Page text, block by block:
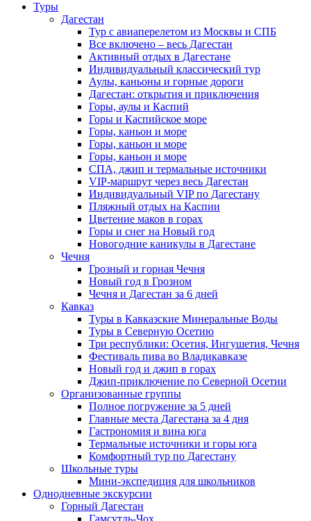
Туры
Дагестан
Тур с авиаперелетом из Москвы и СПБ
Все включено – весь Дагестан
Активный отдых в Дагестане
Индивидуальный классический тур
Аулы, каньоны и горные дороги
Дагестан: открытия и приключения
Горы, аулы и Каспий
Горы и Каспийское море
Горы, каньон и море
Горы, каньон и море
Горы, каньон и море
СПА, джип и термальные источники
VIP-маршрут через весь Дагестан
Индивидуальный VIP по Дагестану
Пляжный отдых на Каспии
Цветение маков в горах
Горы и снег на Новый год
Новогодние каникулы в Дагестане
Чечня
Грозный и горная Чечня
Новый год в Грозном
Чечня и Дагестан за 6 дней
Кавказ
Туры в Кавказские Минеральные Воды
Туры в Северную Осетию
Три республики: Осетия, Ингушетия, Чечня
Фестиваль пива во Владикавказе
Новый год и джип в горах
Джип-приключение по Северной Осетии
Организованные группы
Полное погружение за 5 дней
Главные места Дагестана за 4 дня
Гастрономия и вина юга
Термальные источники и горы юга
Комфортный тур по Дагестану
Школьные туры
Мини-экспедиция для школьников
Однодневные экскурсии
Горный Дагестан
Гамсутль-Чох